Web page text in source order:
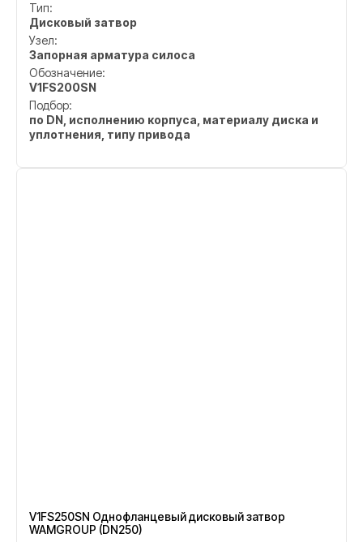
Тип:
Дисковый затвор
Узел:
Запорная арматура силоса
Обозначение:
V1FS200SN
Подбор:
по DN, исполнению корпуса, материалу диска и
уплотнения, типу привода
V1FS250SN Однофланцевый дисковый затвор
WAMGROUP (DN250)